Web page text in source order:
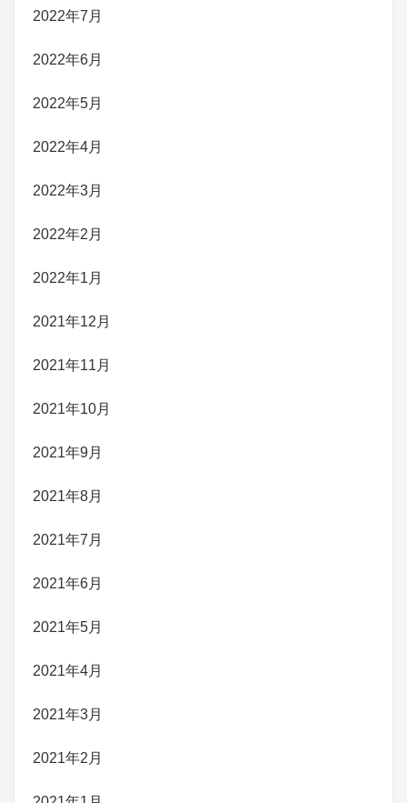
2022年7月
2022年6月
2022年5月
2022年4月
2022年3月
2022年2月
2022年1月
2021年12月
2021年11月
2021年10月
2021年9月
2021年8月
2021年7月
2021年6月
2021年5月
2021年4月
2021年3月
2021年2月